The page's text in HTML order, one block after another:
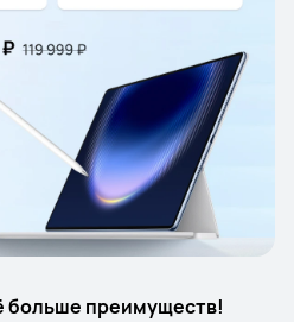
больше преимуществ!